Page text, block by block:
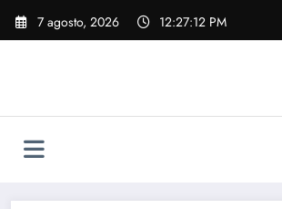
Saltar
7 agosto, 2026 12:27:12 PM